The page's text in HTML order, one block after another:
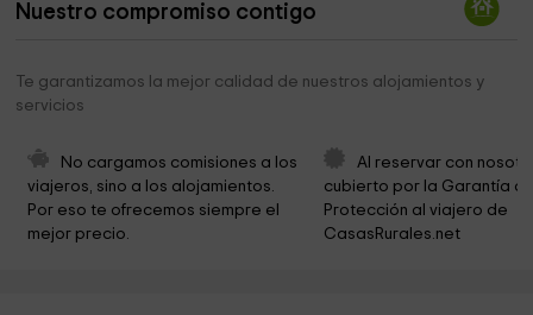
Ayuntamiento de Poboleda 3,6 km
Iglesia de la Mare de Déu de la Merçè
Parròquia Sant Joan Baptista
Cementerio
Iglesia de Sant Joan Evangelista 4,5 km
Nuestro compromiso contigo
Te garantizamos la mejor calidad de nuestros alojamientos y
servicios
No cargamos comisiones a los
viajeros, sino a los alojamientos.
Por eso te ofrecemos siempre el
mejor precio.
Al reservar con
cubierto por la Garantía
Protección al viajero de
CasasRurales.net